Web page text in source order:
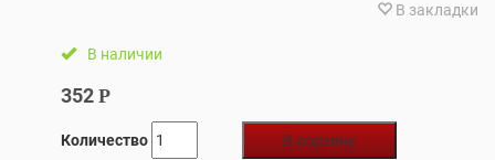
В закладки
В наличии
352 Р
Количество
В корзину